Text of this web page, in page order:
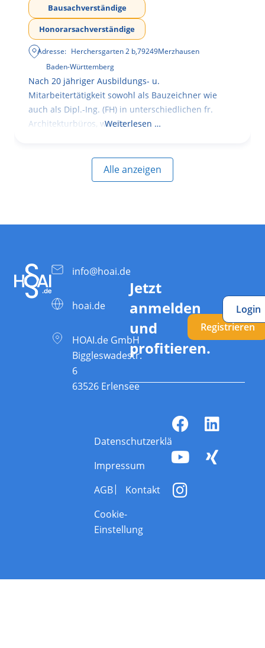
Bausachverständige
Honorarsachverständige
Adresse: Herchersgarten 2 b,79249Merzhausen
Baden-Württemberg
Nach 20 jähriger Ausbildungs- u.
Mitarbeitertätigkeit sowohl als Bauzeichner wie
auch als Dipl.-Ing. (FH) in unterschiedlichen fr.
Architekturbüros, wurde das
Weiterlesen …
Alle anzeigen
info@hoai.de
hoai.de
HOAI.de GmbH
Biggleswadestr.
6
63526 Erlensee
Jetzt
anmelden
und
profitieren.
Registrieren
Login
Datenschutzerklärung
Impressum
AGB
Kontakt
Cookie-
Einstellung